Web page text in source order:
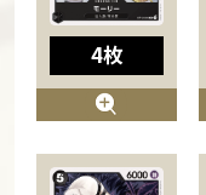
4枚